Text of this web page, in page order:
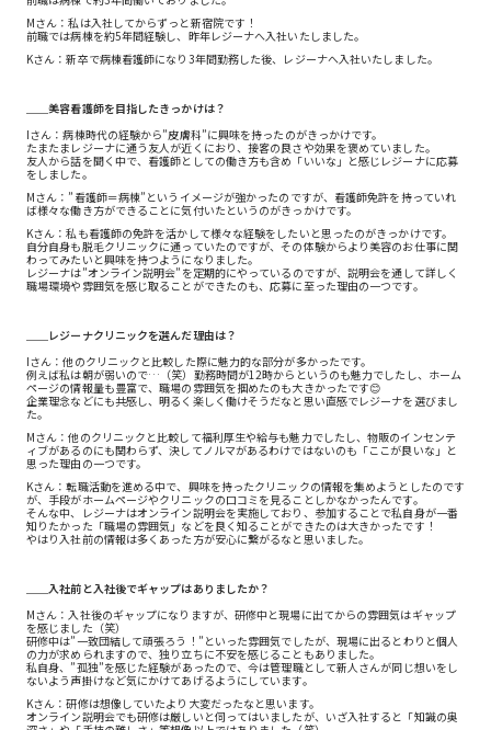
Mさん：私は入社してからずっと新宿院です！
前職では病棟を約5年間経験し、昨年レジーナへ入社いたしました。
Kさん：新卒で病棟看護師になり3年間勤務した後、レジーナへ入社いたしました。
＿＿美容看護師を目指したきっかけは？
Iさん：病棟時代の経験から”皮膚科”に興味を持ったのがきっかけです。
たまたまレジーナに通う友人が近くにおり、接客の良さや効果を褒めていました。
友人から話を聞く中で、看護師としての働き方も含め「いいな」と感じレジーナに応募
をしました。
Mさん：”看護師＝病棟”というイメージが強かったのですが、看護師免許を持っていれ
ば様々な働き方ができることに気付いたというのがきっかけです。
Kさん：私も看護師の免許を活かして様々な経験をしたいと思ったのがきっかけです。
自分自身も脱毛クリニックに通っていたのですが、その体験からより美容のお仕事に関
わってみたいと興味を持つようになりました。
レジーナは”オンライン説明会”を定期的にやっているのですが、説明会を通して詳しく
職場環境や雰囲気を感じ取ることができたのも、応募に至った理由の一つです。
＿＿レジーナクリニックを選んだ理由は？
Iさん：他のクリニックと比較した際に魅力的な部分が多かったです。
例えば私は朝が弱いので…（笑）勤務時間が12時からというのも魅力でしたし、ホーム
ページの情報量も豊富で、職場の雰囲気を掴めたのも大きかったです😊
企業理念などにも共感し、明るく楽しく働けそうだなと思い直感でレジーナを選びまし
た。
Mさん：他のクリニックと比較して福利厚生や給与も魅力でしたし、物販のインセンテ
ィブがあるのにも関わらず、決してノルマがあるわけではないのも「ここが良いな」と
思った理由の一つです。
Kさん：転職活動を進める中で、興味を持ったクリニックの情報を集めようとしたのです
が、手段がホームページやクリニックの口コミを見ることしかなかったんです。
そんな中、レジーナはオンライン説明会を実施しており、参加することで私自身が一番
知りたかった「職場の雰囲気」などを良く知ることができたのは大きかったです！
やはり入社前の情報は多くあった方が安心に繋がるなと思いました。
＿＿入社前と入社後でギャップはありましたか？
Mさん：入社後のギャップになりますが、研修中と現場に出てからの雰囲気はギャップ
を感じました（笑）
研修中は”一致団結して頑張ろう！”といった雰囲気でしたが、現場に出るとわりと個人
の力が求められますので、独り立ちに不安を感じることもありました。
私自身、”孤独”を感じた経験があったので、今は管理職として新人さんが同じ想いをし
ないよう声掛けなど気にかけてあげるようにしています。
Kさん：研修は想像していたより大変だったなと思います。
オンライン説明会でも研修は厳しいと伺ってはいましたが、いざ入社すると「知識の奥